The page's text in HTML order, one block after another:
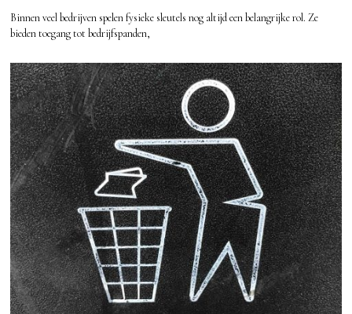
Binnen veel bedrijven spelen fysieke sleutels nog altijd een belangrijke rol. Ze
bieden toegang tot bedrijfspanden,